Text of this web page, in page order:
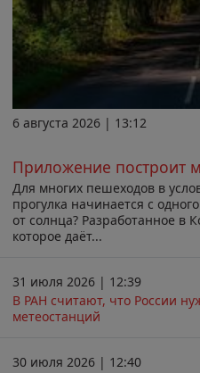
6 августа 2026 | 13:12
Приложение построит
Для многих пешеходов в
прогулка начинается с
от солнца? Разработанное в
которое даёт...
31 июля 2026 | 12:39
В РАН считают, что России
метеостанций
30 июля 2026 | 12:40